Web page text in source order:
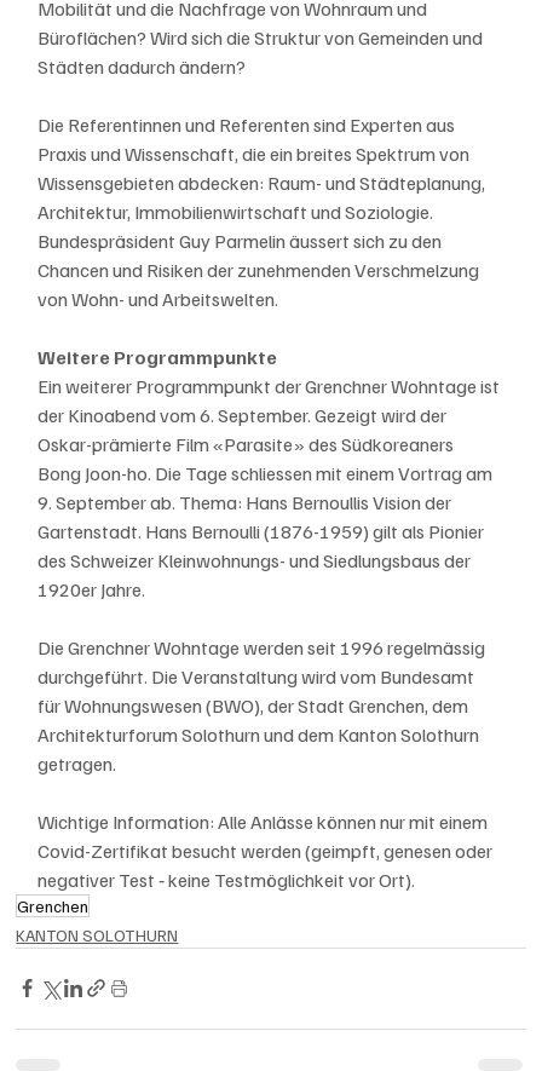
Mobilität und die Nachfrage von Wohnraum und
Büroflächen? Wird sich die Struktur von Gemeinden und
Städten dadurch ändern?
Die Referentinnen und Referenten sind Experten aus
Praxis und Wissenschaft, die ein breites Spektrum von
Wissensgebieten abdecken: Raum- und Städteplanung,
Architektur, Immobilienwirtschaft und Soziologie.
Bundespräsident Guy Parmelin äussert sich zu den
Chancen und Risiken der zunehmenden Verschmelzung
von Wohn- und Arbeitswelten.
Weitere Programmpunkte
Ein weiterer Programmpunkt der Grenchner Wohntage ist
der Kinoabend vom 6. September. Gezeigt wird der
Oskar-prämierte Film «Parasite» des Südkoreaners
Bong Joon-ho. Die Tage schliessen mit einem Vortrag am
9. September ab. Thema: Hans Bernoullis Vision der
Gartenstadt. Hans Bernoulli (1876-1959) gilt als Pionier
des Schweizer Kleinwohnungs- und Siedlungsbaus der
1920er Jahre.
Die Grenchner Wohntage werden seit 1996 regelmässig
durchgeführt. Die Veranstaltung wird vom Bundesamt
für Wohnungswesen (BWO), der Stadt Grenchen, dem
Architekturforum Solothurn und dem Kanton Solothurn
getragen.
Wichtige Information: Alle Anlässe können nur mit einem
Covid-Zertifikat besucht werden (geimpft, genesen oder
negativer Test ‑ keine Testmöglichkeit vor Ort).
Grenchen
KANTON SOLOTHURN